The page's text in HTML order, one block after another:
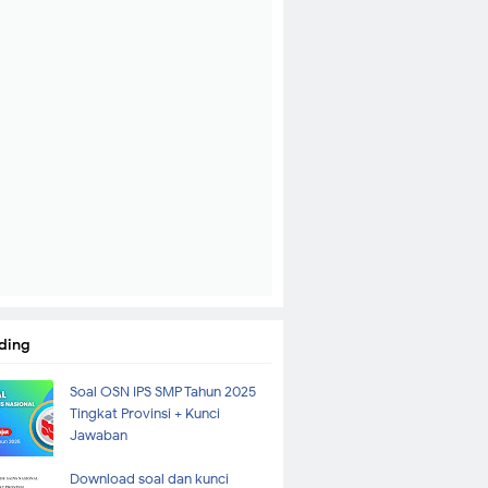
Soal OSN IPS SMP Tahun 2025
Tingkat Provinsi + Kunci
Jawaban
Download soal dan kunci